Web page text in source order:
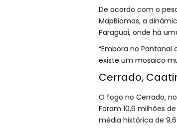
De acordo com o
MapBiomas, a
Paraguai, onde há
“Embora no
existe um mosaico
Cerrado,
O fogo no Cerrado,
Foram 10,6 milhões
média histórica de